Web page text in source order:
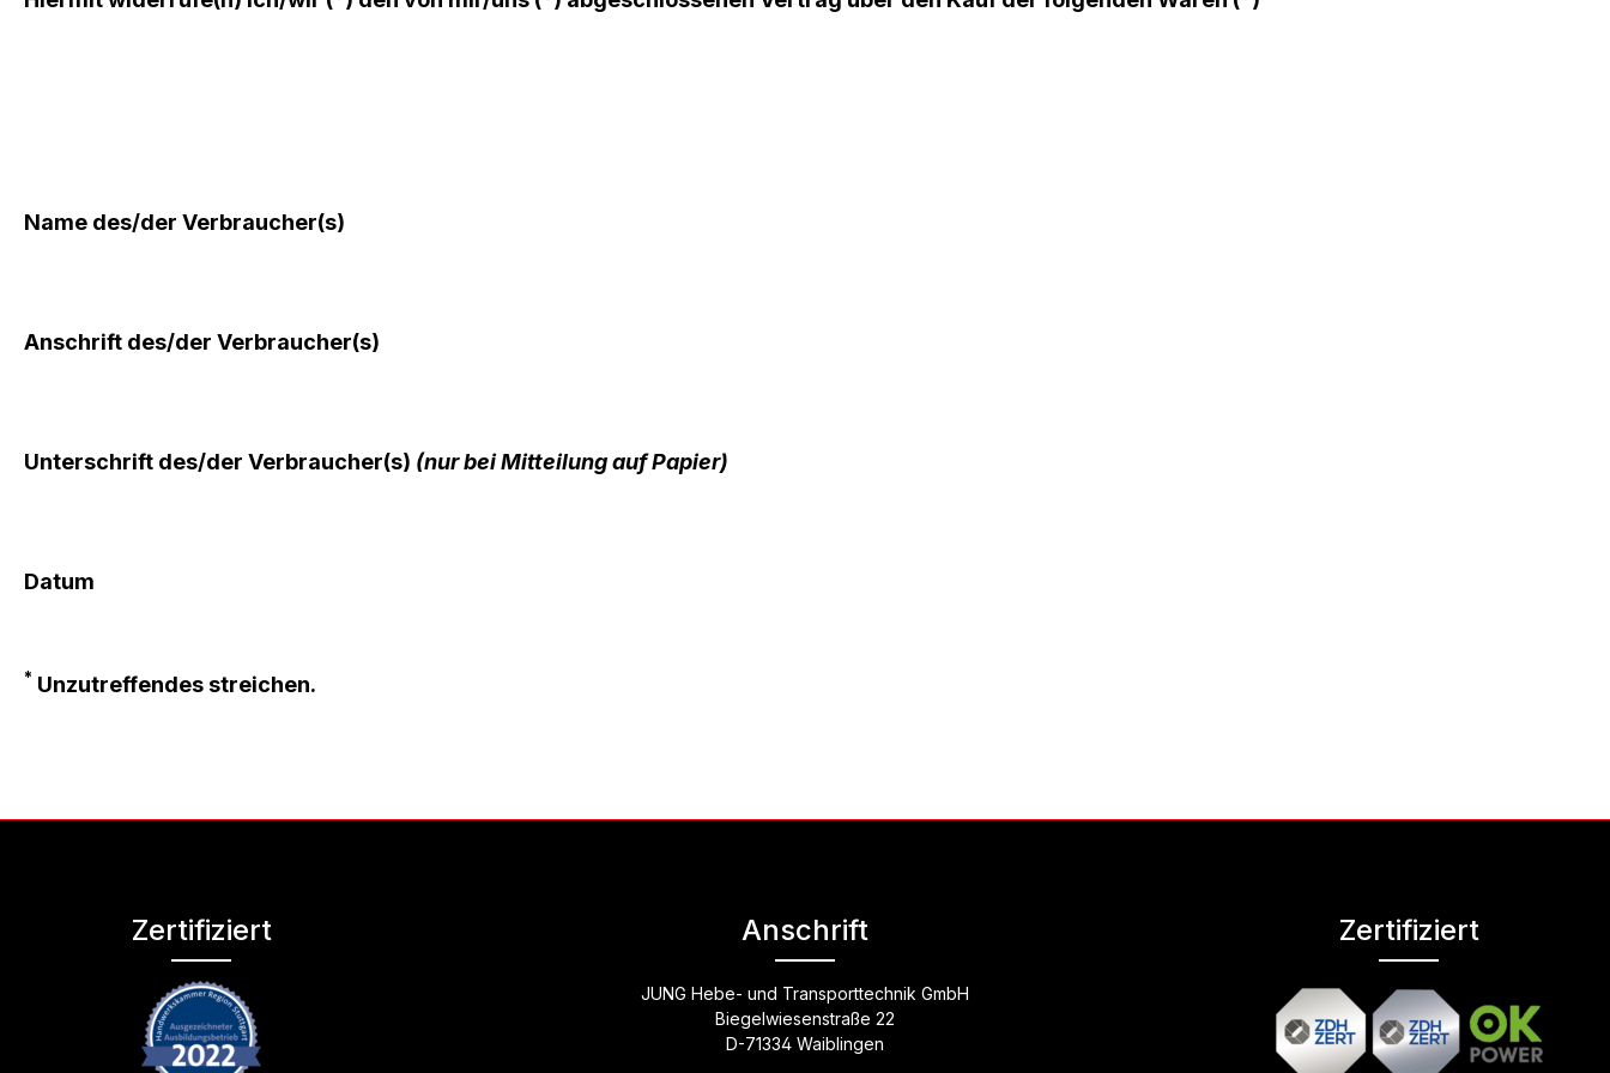
Name des/der Verbraucher(s)
Anschrift des/der Verbraucher(s)
Unterschrift des/der Verbraucher(s) (nur bei Mitteilung auf Papier)
Datum
* Unzutreffendes streichen.
Zertifiziert Anschrift
JUNG Hebe- und Transporttechnik GmbH
Biegelwiesenstraße 22
D-71334 Waiblingen
Zertifiziert